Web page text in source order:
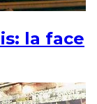
la face